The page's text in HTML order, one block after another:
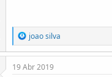
R
e
a
ç
joao silva
19 Abr 2019